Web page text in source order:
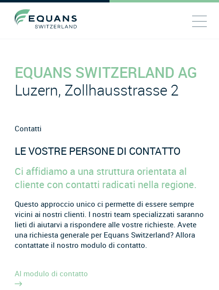
EQUANS SWITZERLAND AG
Luzern, Zollhausstrasse 2
Contatti
LE VOSTRE PERSONE DI CONTATTO
Ci affidiamo a una struttura orientata al
cliente con contatti radicati nella regione.
Questo approccio unico ci permette di essere sempre
vicini ai nostri clienti. I nostri team specializzati saranno
lieti di aiutarvi a rispondere alle vostre richieste. Avete
una richiesta generale per Equans Switzerland? Allora
contattate il nostro modulo di contatto.
Al modulo di contatto